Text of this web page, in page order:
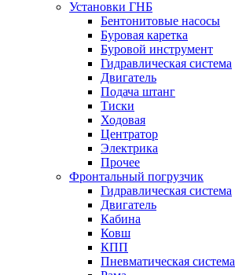
Установки ГНБ
Бентонитовые насосы
Буровая каретка
Буровой инструмент
Гидравлическая система
Двигатель
Подача штанг
Тиски
Ходовая
Центратор
Электрика
Прочее
Фронтальный погрузчик
Гидравлическая система
Двигатель
Кабина
Ковш
КПП
Пневматическая система